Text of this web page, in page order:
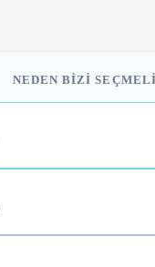
NEDEN BIZI